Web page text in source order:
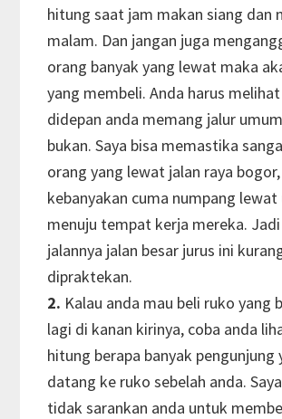
hitung saat jam makan siang dan
malam. Dan jangan juga
orang banyak yang lewat maka
yang membeli. Anda harus
didepan anda memang jalur
bukan. Saya bisa memastika
orang yang lewat jalan raya
kebanyakan cuma numpang
menuju tempat kerja mereka.
jalannya jalan besar jurus ini
dipraktekan.
2. Kalau anda mau beli ruko yang
lagi di kanan kirinya, coba anda
hitung berapa banyak pengunjung
datang ke ruko sebelah anda.
tidak sarankan anda untuk